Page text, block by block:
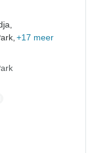
+17 meer